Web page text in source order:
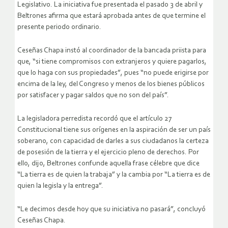
Legislativo. La iniciativa fue presentada el pasado 3 de abril y
Beltrones afirma que estará aprobada antes de que termine el
presente periodo ordinario.
Ceseñas Chapa instó al coordinador de la bancada priista para
que, “si tiene compromisos con extranjeros y quiere pagarlos,
que lo haga con sus propiedades”, pues “no puede erigirse por
encima de la ley, del Congreso y menos de los bienes públicos
por satisfacer y pagar saldos que no son del país”.
La legisladora perredista recordó que el artículo 27
Constitucional tiene sus orígenes en la aspiración de ser un país
soberano, con capacidad de darles a sus ciudadanos la certeza
de posesión de la tierra y el ejercicio pleno de derechos. Por
ello, dijo, Beltrones confunde aquella frase célebre que dice
“La tierra es de quien la trabaja” y la cambia por “La tierra es de
quien la legisla y la entrega”.
“Le decimos desde hoy que su iniciativa no pasará”, concluyó
Ceseñas Chapa.